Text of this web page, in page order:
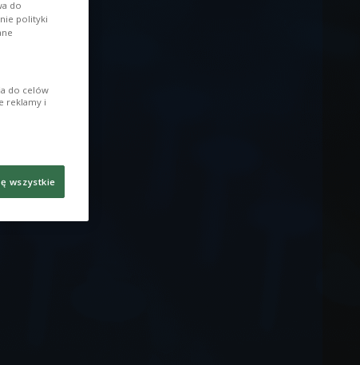
do
polityki
do celów
reklamy i
wszystkie